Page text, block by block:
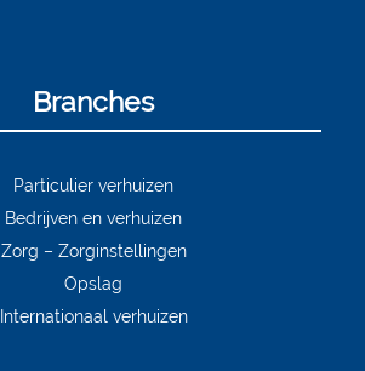
Branches
Particulier verhuizen
Bedrijven en verhuizen
Zorg – Zorginstellingen
Opslag
Internationaal verhuizen